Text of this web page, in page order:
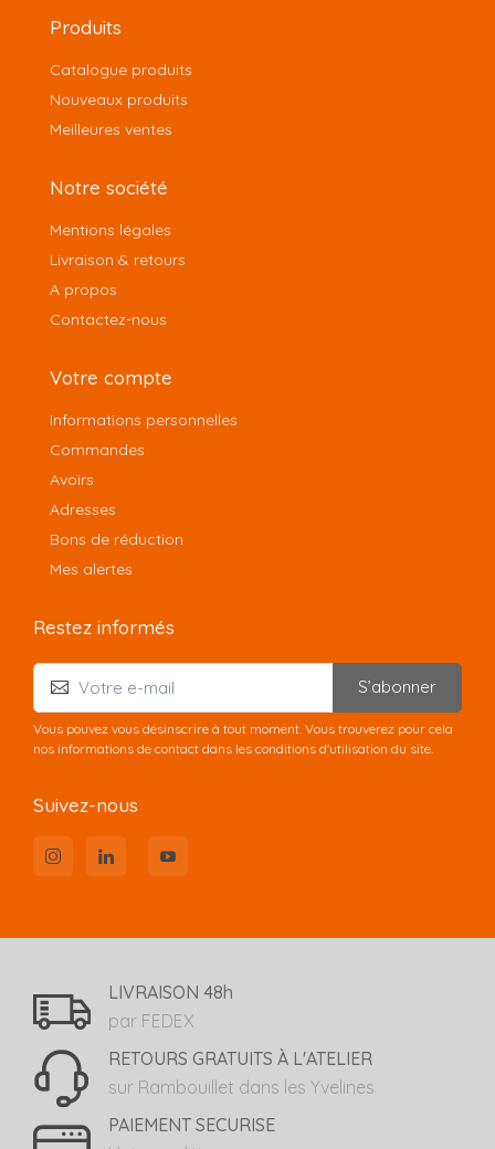
Produits
Catalogue produits
Nouveaux produits
Meilleures ventes
Notre société
Mentions légales
Livraison & retours
A propos
Contactez-nous
Votre compte
Informations personnelles
Commandes
Avoirs
Adresses
Bons de réduction
Mes alertes
Restez informés
S’abonner
Vous pouvez vous désinscrire à tout moment. Vous trouverez pour cela
nos informations de contact dans les conditions d'utilisation du site.
Suivez-nous
LIVRAISON 48h
par FEDEX
RETOURS GRATUITS À L'ATELIER
sur Rambouillet dans les Yvelines
PAIEMENT SECURISE